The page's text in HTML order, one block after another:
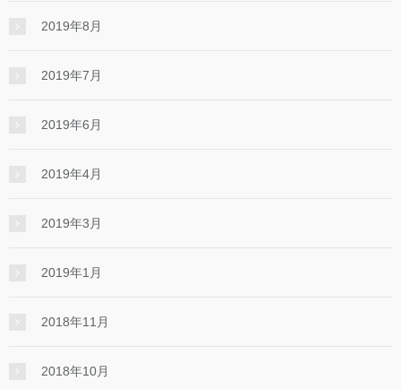
2019年8月
2019年7月
2019年6月
2019年4月
2019年3月
2019年1月
2018年11月
2018年10月